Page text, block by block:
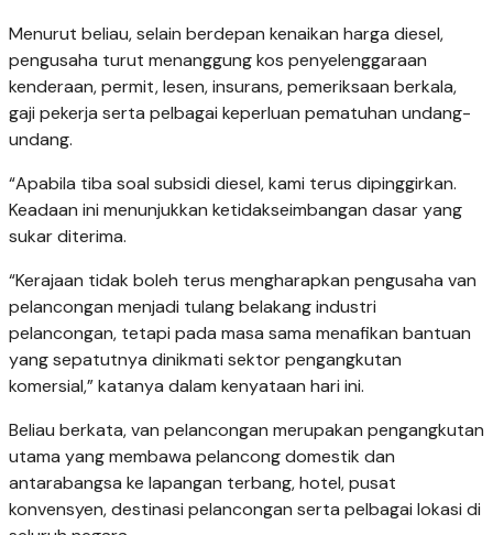
Menurut beliau, selain berdepan kenaikan harga diesel,
pengusaha turut menanggung kos penyelenggaraan
kenderaan, permit, lesen, insurans, pemeriksaan berkala,
gaji pekerja serta pelbagai keperluan pematuhan undang-
undang.
“Apabila tiba soal subsidi diesel, kami terus dipinggirkan.
Keadaan ini menunjukkan ketidakseimbangan dasar yang
sukar diterima.
“Kerajaan tidak boleh terus mengharapkan pengusaha van
pelancongan menjadi tulang belakang industri
pelancongan, tetapi pada masa sama menafikan bantuan
yang sepatutnya dinikmati sektor pengangkutan
komersial,” katanya dalam kenyataan hari ini.
Beliau berkata, van pelancongan merupakan pengangkutan
utama yang membawa pelancong domestik dan
antarabangsa ke lapangan terbang, hotel, pusat
konvensyen, destinasi pelancongan serta pelbagai lokasi di